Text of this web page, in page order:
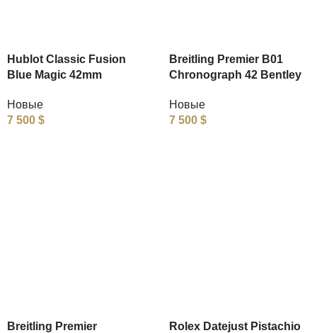
Hublot Classic Fusion
Blue Magic 42mm
Новые
7 500 $
Breitling Premier B01
Chronograph 42 Bentley
Новые
7 500 $
Breitling Premier
Rolex Datejust Pistachio